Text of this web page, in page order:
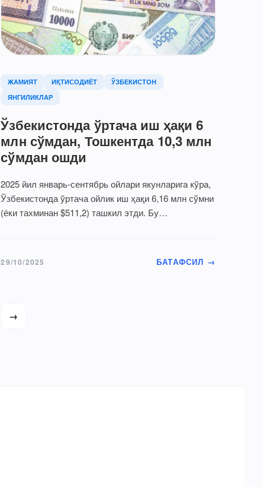
ЖАМИЯТ ИҚТИСОДИЁТ
ЎЗБЕКИСТОН
ЯНГИЛИКЛАР
Ўзбекистонда ўртача иш ҳақи 6
млн сўмдан, Тошкентда 10,3 млн
сўмдан ошди
2025 йил январь-сентябрь ойлари якунларига кўра,
Ўзбекистонда ўртача ойлик иш ҳақи 6,16 млн сўмни
(ёки тахминан $511,2) ташкил этди. Бу…
29/10/2025 БАТАФСИЛ →
→